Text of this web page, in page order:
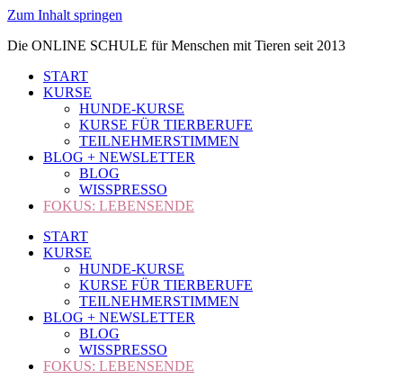
Zum Inhalt springen
Die ONLINE SCHULE für Menschen mit Tieren seit 2013
START
KURSE
HUNDE-KURSE
KURSE FÜR TIERBERUFE
TEILNEHMERSTIMMEN
BLOG + NEWSLETTER
BLOG
WISSPRESSO
FOKUS: LEBENSENDE
START
KURSE
HUNDE-KURSE
KURSE FÜR TIERBERUFE
TEILNEHMERSTIMMEN
BLOG + NEWSLETTER
BLOG
WISSPRESSO
FOKUS: LEBENSENDE